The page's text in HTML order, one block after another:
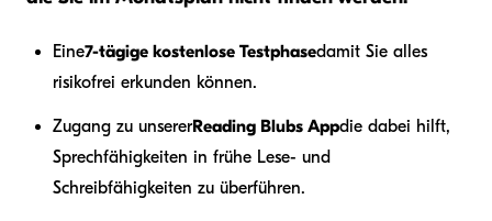
Eine7-tägige kostenlose Testphasedamit Sie alles
risikofrei erkunden können.
Zugang zu unsererReading Blubs Appdie dabei hilft,
Sprechfähigkeiten in frühe Lese- und
Schreibfähigkeiten zu überführen.